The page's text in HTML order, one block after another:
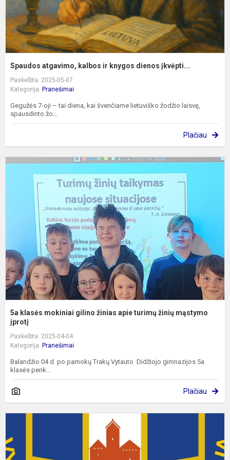
Spaudos atgavimo, kalbos ir knygos dienos įkvėpti...
Paskelbta: 2025-05-07
Kategorija: Pranešimai
Gegužės 7-oji – tai diena, kai švenčiame lietuviško žodžio laisvę,
spausdinto žo...
Plačiau
5a klasės mokiniai gilino žinias apie turimų žinių mąstymo
įprotį
Paskelbta: 2025-04-04
Kategorija: Pranešimai
Balandžio 04 d. po pamokų Trakų Vytauto Didžiojo gimnazijos 5a
klasės penk...
Plačiau